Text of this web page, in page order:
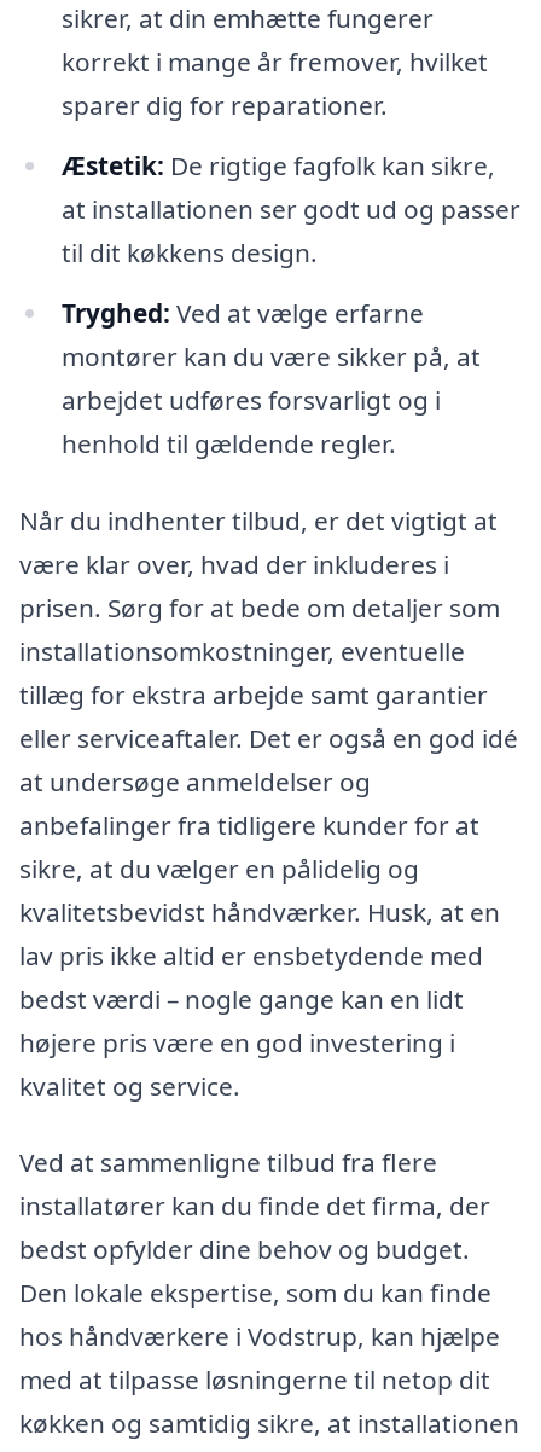
sikrer, at din emhætte fungerer
korrekt i mange år fremover, hvilket
sparer dig for reparationer.
Æstetik: De rigtige fagfolk kan sikre,
at installationen ser godt ud og passer
til dit køkkens design.
Tryghed: Ved at vælge erfarne
montører kan du være sikker på, at
arbejdet udføres forsvarligt og i
henhold til gældende regler.
Når du indhenter tilbud, er det vigtigt at
være klar over, hvad der inkluderes i
prisen. Sørg for at bede om detaljer som
installationsomkostninger, eventuelle
tillæg for ekstra arbejde samt garantier
eller serviceaftaler. Det er også en god idé
at undersøge anmeldelser og
anbefalinger fra tidligere kunder for at
sikre, at du vælger en pålidelig og
kvalitetsbevidst håndværker. Husk, at en
lav pris ikke altid er ensbetydende med
bedst værdi – nogle gange kan en lidt
højere pris være en god investering i
kvalitet og service.
Ved at sammenligne tilbud fra flere
installatører kan du finde det firma, der
bedst opfylder dine behov og budget.
Den lokale ekspertise, som du kan finde
hos håndværkere i Vodstrup, kan hjælpe
med at tilpasse løsningerne til netop dit
køkken og samtidig sikre, at installationen